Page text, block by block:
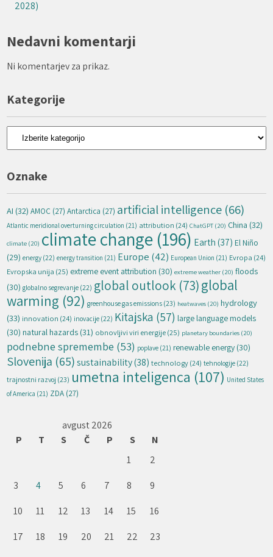
2028)
Nedavni komentarji
Ni komentarjev za prikaz.
Kategorije
Kategorije
Oznake
AI (32) AMOC (27) Antarctica (27) artificial intelligence (66)
Atlantic meridional overturning circulation (21) attribution (24) ChatGPT (20) China (32)
climate (20) climate change (196) Earth (37) El Niño
(29) energy (22) energy transition (21) Europe (42) European Union (21) Evropa (24)
Evropska unija (25) extreme event attribution (30) extreme weather (20) floods
(30) globalno segrevanje (22) global outlook (73)global
warming (92) greenhouse gas emissions (23) heatwaves (20) hydrology
(33) innovation (24) inovacije (22) Kitajska (57) large language models
(30) natural hazards (31) obnovljivi viri energije(25) planetary boundaries (20)
podnebne spremembe (53) poplave (21) renewable energy (30)
Slovenija (65) sustainability(38) technology(24) tehnologije (22)
trajnostni razvoj (23) umetna inteligenca (107) United States
of America (21) ZDA (27)
avgust 2026
P
T S Č P S
N
1
2
3
4 5 6 7 8
9
10
11 12 13 14 15
16
17
18 19 20 21 22
23